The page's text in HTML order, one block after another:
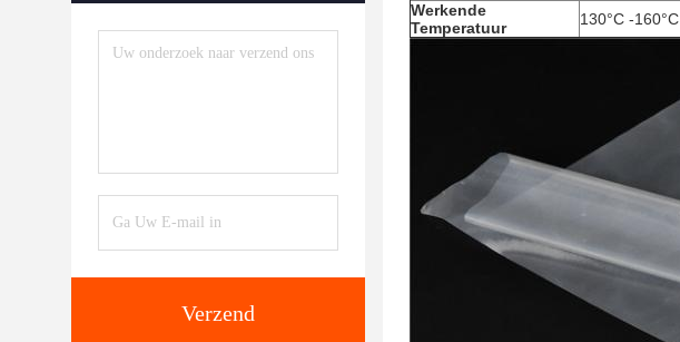
Verzend
Werkende
Temperatuur
130°C -160°C